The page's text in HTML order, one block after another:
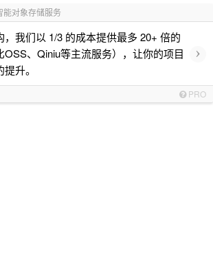
能对象存储服务
我们以 1/3 的成本提供最多 20+ 倍的
、Qiniu等主流服务），让你的项目
升。
›
PRO